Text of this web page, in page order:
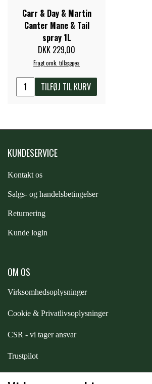
TIMER GPS
WAHLSTEN
Carr & Day & Martin
Canter Mane & Tail
spray 1L
DKK 229,00
Fragt omk. tillægges
TILFØJ TIL KURV
KUNDESERVICE
Kontakt os
Salgs- og handelsbetingelser
Returnering
Kunde login
OM OS
Virksomhedsoplysninger
Cookie & Privatlivsoplysninger
CSR - vi tager ansvar
Trustpilot